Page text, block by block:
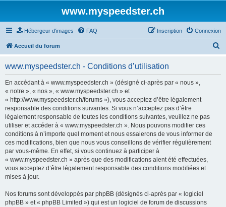
www.myspeedster.ch
Hébergeur d'images FAQ Connexion
Inscription
Accueil du forum
www.myspeedster.ch - Conditions d’utilisation
En accédant à « www.myspeedster.ch » (désigné ci-après par « nous »,
« notre », « nos », « www.myspeedster.ch » et
« http://www.myspeedster.ch/forums »), vous acceptez d’être légalement
responsable des conditions suivantes. Si vous n’acceptez pas d’être
légalement responsable de toutes les conditions suivantes, veuillez ne pas
utiliser et accéder à « www.myspeedster.ch ». Nous pouvons modifier ces
conditions à n’importe quel moment et nous essaierons de vous informer de
ces modifications, bien que nous vous conseillons de vérifier régulièrement
par vous-même. En effet, si vous continuez à participer à
« www.myspeedster.ch » après que des modifications aient été effectuées,
vous acceptez d’être légalement responsable des conditions modifiées et
mises à jour.
Nos forums sont développés par phpBB (désignés ci-après par « logiciel
phpBB » et « phpBB Limited ») qui est un logiciel de forum de discussions